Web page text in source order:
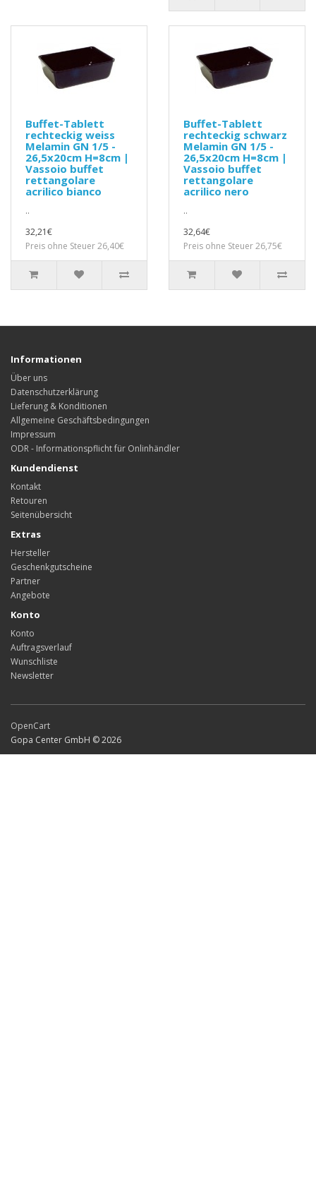
Buffet-Tablett
rechteckig weiss
Melamin GN 1/5 -
26,5x20cm H=8cm |
Vassoio buffet
rettangolare
acrilico bianco
..
32,21€
Preis ohne Steuer 26,40€
Buffet-Tablett
rechteckig schwarz
Melamin GN 1/5 -
26,5x20cm H=8cm |
Vassoio buffet
rettangolare
acrilico nero
..
32,64€
Preis ohne Steuer 26,75€
Informationen
Über uns
Datenschutzerklärung
Lieferung & Konditionen
Allgemeine Geschäftsbedingungen
Impressum
ODR - Informationspflicht für Onlinhändler
Kundendienst
Kontakt
Retouren
Seitenübersicht
Extras
Hersteller
Geschenkgutscheine
Partner
Angebote
Konto
Konto
Auftragsverlauf
Wunschliste
Newsletter
OpenCart
Gopa Center GmbH © 2026